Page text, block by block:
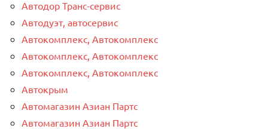
Автодор Транс-сервис
Автодуэт, автосервис
Автокомплекс, Автокомплекс
Автокомплекс, Автокомплекс
Автокомплекс, Автокомплекс
Автокрым
Автомагазин Азиан Партс
Автомагазин Азиан Партс